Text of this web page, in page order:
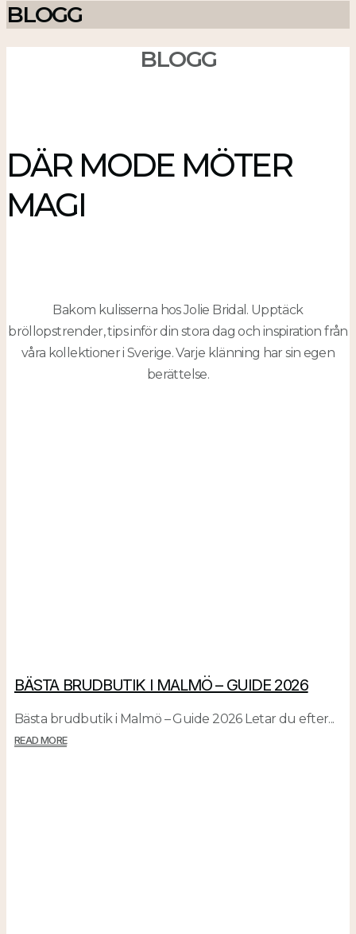
BLOGG
BLOGG
DÄR MODE MÖTER
MAGI
Bakom kulisserna hos Jolie Bridal. Upptäck
bröllopstrender, tips inför din stora dag och inspiration från
våra kollektioner i Sverige. Varje klänning har sin egen
berättelse.
BÄSTA BRUDBUTIK I MALMÖ – GUIDE 2026
Bästa brudbutik i Malmö – Guide 2026 Letar du efter...
READ MORE